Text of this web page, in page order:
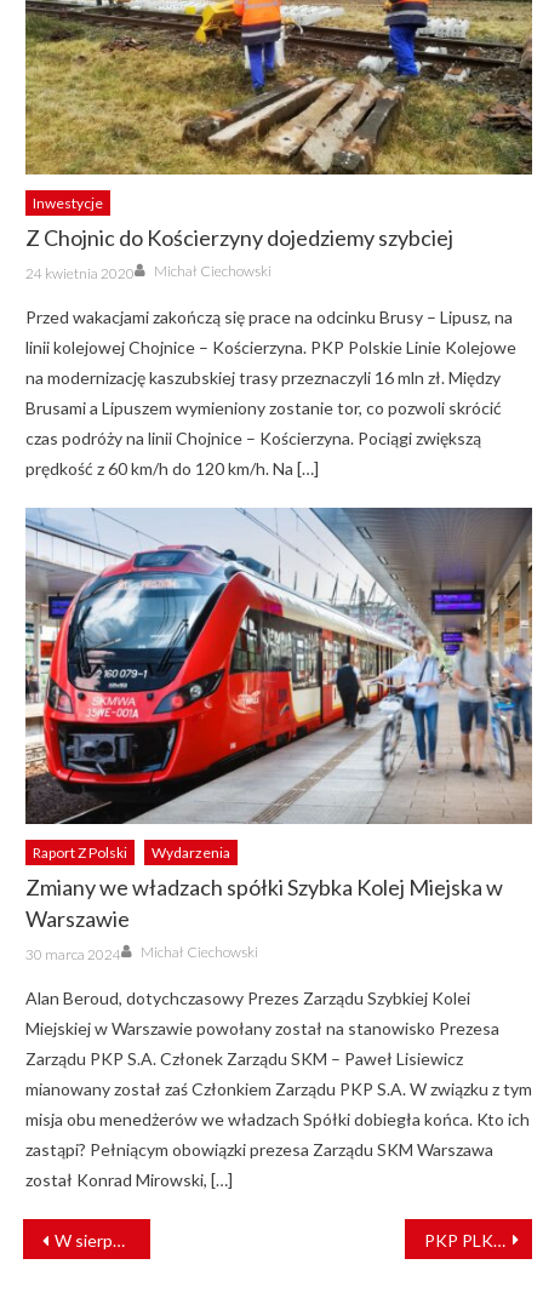
Inwestycje
Z Chojnic do Kościerzyny dojedziemy szybciej
Posted
on
24 kwietnia 2020 Author
Michał Ciechowski
Przed wakacjami zakończą się prace na odcinku Brusy – Lipusz, na
linii kolejowej Chojnice – Kościerzyna. PKP Polskie Linie Kolejowe
na modernizację kaszubskiej trasy przeznaczyli 16 mln zł. Między
Brusami a Lipuszem wymieniony zostanie tor, co pozwoli skrócić
czas podróży na linii Chojnice – Kościerzyna. Pociągi zwiększą
prędkość z 60 km/h do 120 km/h. Na […]
Raport Z Polski Wydarzenia
Zmiany we władzach spółki Szybka Kolej Miejska w
Warszawie
Posted
on
30 marca 2024 Author
Michał Ciechowski
Alan Beroud, dotychczasowy Prezes Zarządu Szybkiej Kolei
Miejskiej w Warszawie powołany został na stanowisko Prezesa
Zarządu PKP S.A. Członek Zarządu SKM – Paweł Lisiewicz
mianowany został zaś Członkiem Zarządu PKP S.A. W związku z tym
misja obu menedżerów we władzach Spółki dobiegła końca. Kto ich
zastąpi? Pełniącym obowiązki prezesa Zarządu SKM Warszawa
został Konrad Mirowski, […]
NAWIGACJA
WPISU
W sierpniu przetransportowano koleją 21,2 mln ton towarów [RAPORT] PKP PLK zmieniają oblicze kolei w Krakowie